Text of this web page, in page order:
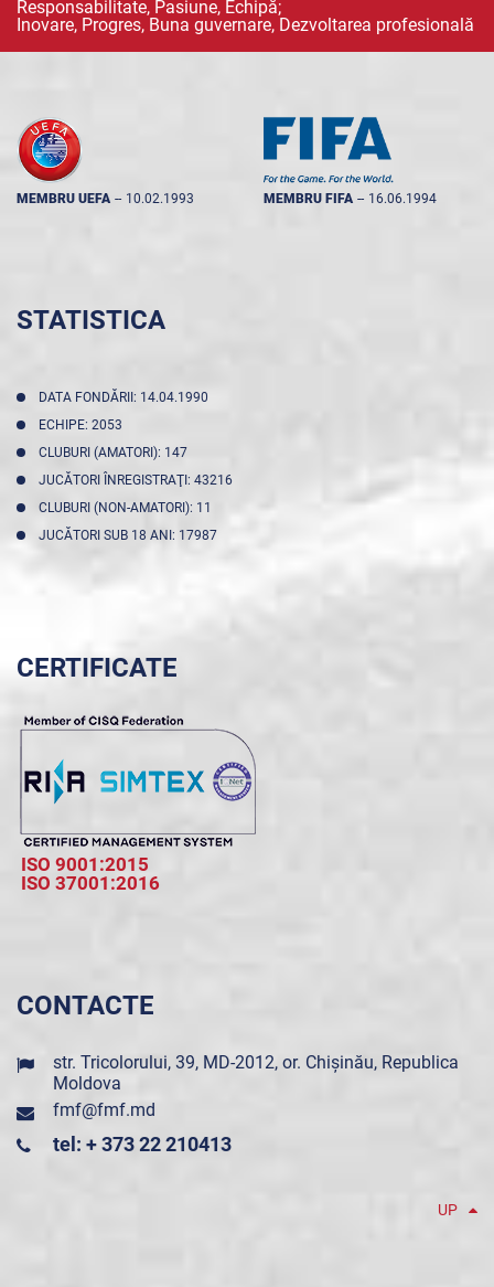
Responsabilitate, Pasiune, Echipă;
Inovare, Progres, Buna guvernare, Dezvoltarea profesională
MEMBRU UEFA -- 10.02.1993 MEMBRU FIFA -- 16.06.1994
STATISTICA
DATA FONDĂRII: 14.04.1990
ECHIPE: 2053
CLUBURI (AMATORI): 147
JUCĂTORI ÎNREGISTRAŢI: 43216
CLUBURI (NON-AMATORI): 11
JUCĂTORI SUB 18 ANI: 17987
CERTIFICATE
ISO 9001:2015
ISO 37001:2016
CONTACTE
str. Tricolorului, 39, MD-2012, or. Chișinău, Republica
Moldova
fmf@fmf.md
tel: + 373 22 210413
UP